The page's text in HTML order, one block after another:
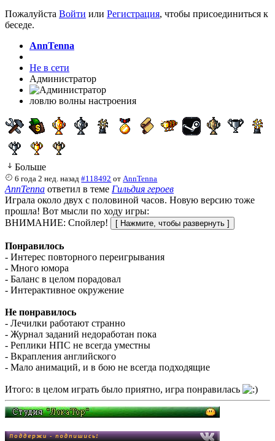
Пожалуйста Войти или Регистрация, чтобы присоединиться к
беседе.
AnnTenna
Не в сети
Администратор
ловлю волны настроения
Больше
6 года 2 нед. назад #118492 от AnnTenna
AnnTenna ответил в теме Гильдия героев
Играла около двух с половиной часов. Новую версию тоже
прошла! Вот мысли по ходу игры:
ВНИМАНИЕ: Спойлер!
Понравилось
- Интерес повторного переигрывания
- Много юмора
- Баланс в целом порадовал
- Интерактивное окружение
Не понравилось
- Лечилки работают странно
- Журнал заданий недоработан пока
- Реплики НПС не всегда уместны
- Вкрапления английского
- Мало анимаций, и в бою не всегда подходящие
Итого: в целом играть было приятно, игра понравилась